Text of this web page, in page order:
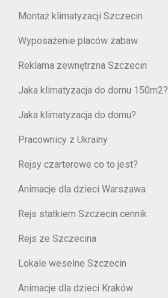
Montaż klimatyzacji Szczecin
Wyposażenie placów zabaw
Reklama zewnętrzna Szczecin
Jaka klimatyzacja do domu 150m2?
Jaka klimatyzacja do domu?
Pracownicy z Ukrainy
Rejsy czarterowe co to jest?
Animacje dla dzieci Warszawa
Rejs statkiem Szczecin cennik
Rejs ze Szczecina
Lokale weselne Szczecin
Animacje dla dzieci Kraków